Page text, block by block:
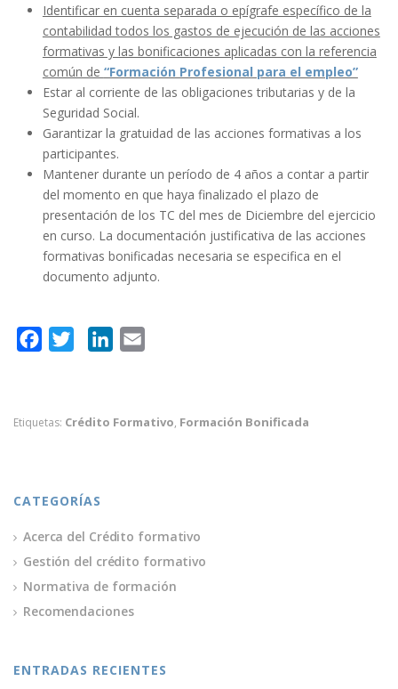
Identificar en cuenta separada o epígrafe específico de la
contabilidad todos los gastos de ejecución de las acciones
formativas y las bonificaciones aplicadas con la referencia
común de “Formación Profesional para el empleo”
Estar al corriente de las obligaciones tributarias y de la
Seguridad Social.
Garantizar la gratuidad de las acciones formativas a los
participantes.
Mantener durante un período de 4 años a contar a partir
del momento en que haya finalizado el plazo de
presentación de los TC del mes de Diciembre del ejercicio
en curso. La documentación justificativa de las acciones
formativas bonificadas necesaria se especifica en el
documento adjunto.
e
t
k
Etiquetas: Crédito Formativo, Formación Bonificada
CATEGORÍAS
Acerca del Crédito formativo
Gestión del crédito formativo
Normativa de formación
Recomendaciones
ENTRADAS RECIENTES